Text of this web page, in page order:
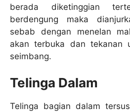
berada diketinggian
berdengung maka
sebab dengan menelan
akan terbuka dan tekanan
seimbang.
Telinga Dalam
Telinga bagian dalam